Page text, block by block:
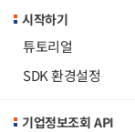
시작하기
튜토리얼
SDK 환경설정
기업정보조회 API